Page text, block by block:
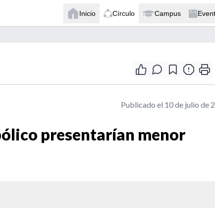
Inicio Círculo Campus
Publicado el 10 de julio de
presentarían menor